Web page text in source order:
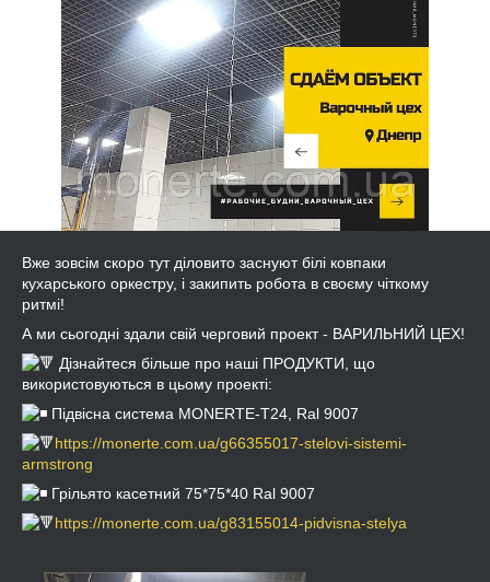
Вже зовсім скоро тут діловито заснуют білі ковпаки
кухарського оркестру, і закипить робота в своєму чіткому
ритмі!
А ми сьогодні здали свій черговий проект - ВАРИЛЬНИЙ ЦЕХ!
Дізнайтеся більше про наші ПРОДУКТИ, що
використовуються в цьому проекті:
Підвісна система MONERTE-Т24, Ral 9007
https://monerte.com.ua/g66355017-stelovi-sistemi-
armstrong
Грільято касетний 75*75*40 Ral 9007
https://monerte.com.ua/g83155014-pidvisna-stelya